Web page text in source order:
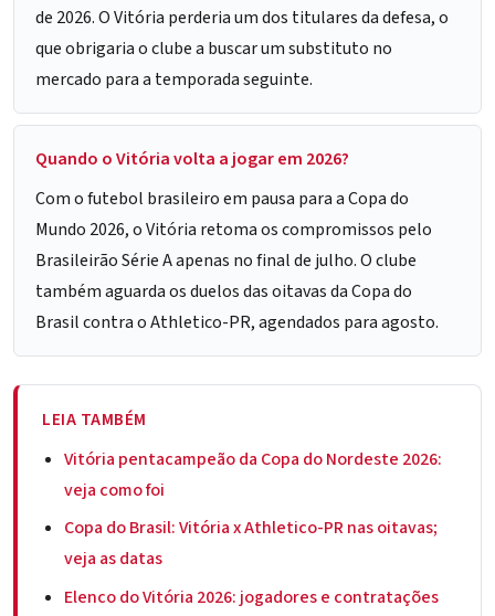
de 2026. O Vitória perderia um dos titulares da defesa, o
que obrigaria o clube a buscar um substituto no
mercado para a temporada seguinte.
Quando o Vitória volta a jogar em 2026?
Com o futebol brasileiro em pausa para a Copa do
Mundo 2026, o Vitória retoma os compromissos pelo
Brasileirão Série A apenas no final de julho. O clube
também aguarda os duelos das oitavas da Copa do
Brasil contra o Athletico-PR, agendados para agosto.
LEIA TAMBÉM
Vitória pentacampeão da Copa do Nordeste 2026:
veja como foi
Copa do Brasil: Vitória x Athletico-PR nas oitavas;
veja as datas
Elenco do Vitória 2026: jogadores e contratações